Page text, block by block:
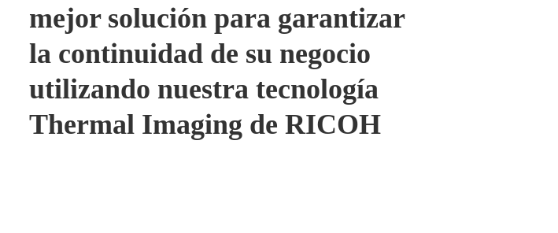
mejor solución para garantizar
la continuidad de su negocio
utilizando nuestra tecnología
Thermal Imaging de RICOH